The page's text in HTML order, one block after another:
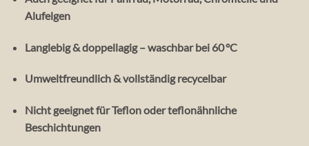
Alufelgen
Langlebig & doppellagig – waschbar bei 60 °C
Umweltfreundlich & vollständig recycelbar
Nicht geeignet für Teflon oder teflonähnliche
Beschichtungen